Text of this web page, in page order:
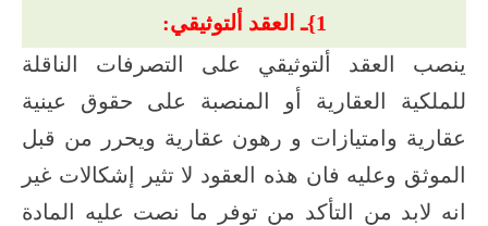
1}ـ العقد ألتوثيقي:
ينصب العقد ألتوثيقي على التصرفات الناقلة
للملكية العقارية أو المنصبة على حقوق عينية
عقارية وامتيازات و رهون عقارية ويحرر من قبل
الموثق وعليه فان هذه العقود لا تثير إشكالات غير
انه لابد من التأكد من توفر ما نصت عليه المادة